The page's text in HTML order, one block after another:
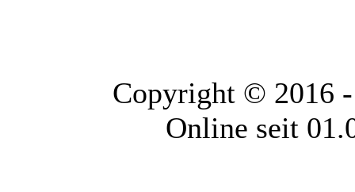
Copyright © 2016
Online seit